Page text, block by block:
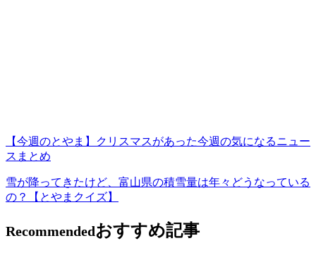
【今週のとやま】クリスマスがあった今週の気になるニュー
スまとめ
雪が降ってきたけど、富山県の積雪量は年々どうなっている
の？【とやまクイズ】
Recommendedおすすめ記事